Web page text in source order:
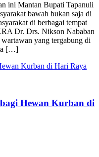
ini Mantan Bupati Tapanuli
bawah bukan saja di
di berbagai tempat
Dr. Drs. Nikson Nababan
yang tergabung di
[…]
Hewan Kurban di